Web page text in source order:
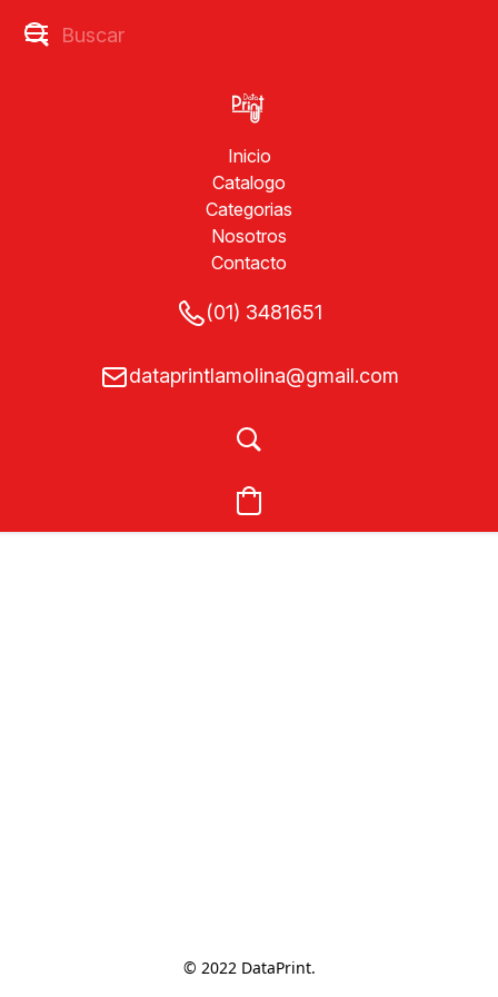
Inicio
Catalogo
Categorias
Nosotros
Contacto
(01) 3481651
dataprintlamolina@gmail.com
© 2022 DataPrint.